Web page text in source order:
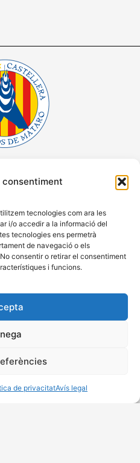
consentiment
tecnologies com ara les
i/o accedir a la informació del
tecnologies ens permetrà
de navegació o els
consentir o retirar el consentiment
i funcions.
de privacitatAvís legal